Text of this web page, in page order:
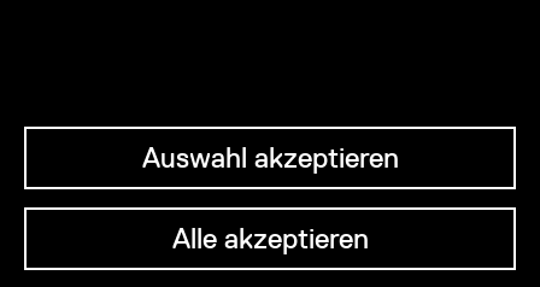
Auswahl akzeptieren
Alle akzeptieren